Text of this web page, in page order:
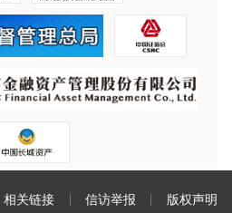
相关链接 信访举报 版权声明